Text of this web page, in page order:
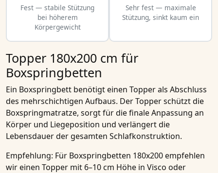
Fest — stabile Stützung
bei höherem
Körpergewicht
Sehr fest — maximale
Stützung, sinkt kaum ein
Topper 180x200 cm für
Boxspringbetten
Ein Boxspringbett benötigt einen Topper als Abschluss
des mehrschichtigen Aufbaus. Der Topper schützt die
Boxspringmatratze, sorgt für die finale Anpassung an
Körper und Liegeposition und verlängert die
Lebensdauer der gesamten Schlafkonstruktion.
Empfehlung: Für Boxspringbetten 180x200 empfehlen
wir einen Topper mit 6–10 cm Höhe in Visco oder